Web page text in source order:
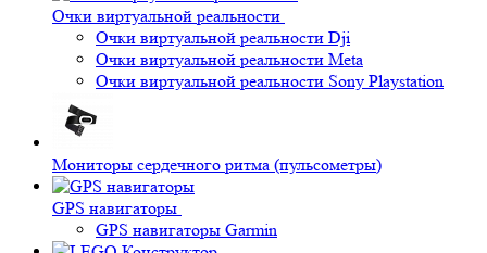
Очки виртуальной реальности
Очки виртуальной реальности Dji
Очки виртуальной реальности Meta
Очки виртуальной реальности Sony Playstation
Мониторы сердечного ритма (пульсометры)
GPS навигаторы
GPS навигаторы Garmin